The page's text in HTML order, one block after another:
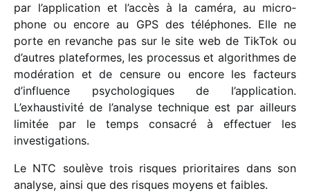
par l’application et l’accès à la caméra, au micro­
phone ou encore au GPS des télé­phones. Elle ne
porte en revanche pas sur le site web de TikTok ou
d’autres plate­formes, les proces­sus et algo­rithmes de
modé­ra­tion et de censure ou encore les facteurs
d’influence psycho­lo­giques de l’application.
L’exhaustivité de l’analyse tech­nique est par ailleurs
limi­tée par le temps consa­cré à effec­tuer les
investigations.
Le NTC soulève trois risques prio­ri­taires dans son
analyse, ainsi que des risques moyens et faibles.